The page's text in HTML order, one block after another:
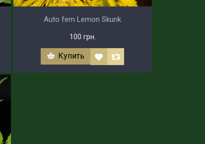
Auto fem Lemon Skunk
100 грн.
Купить